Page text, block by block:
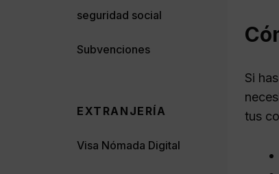
Si
tus
seguridad social
Subvenciones
EXTRANJERÍA
Visa Nómada Digital